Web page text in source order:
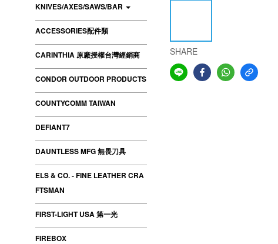
KNIVES/AXES/SAWS/BAR
ACCESSORIES配件類
CARINTHIA 原廠授權台灣經銷商
CONDOR OUTDOOR PRODUCTS
COUNTYCOMM TAIWAN
DEFIANT7
DAUNTLESS MFG 無畏刀具
ELS & CO. - FINE LEATHER CRA
FTSMAN
FIRST-LIGHT USA 第一光
FIREBOX
SHARE